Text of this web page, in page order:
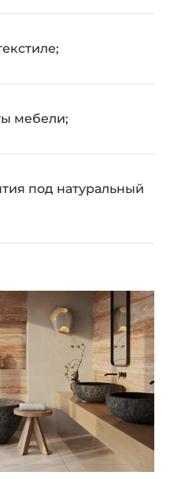
мебели;
под натуральный